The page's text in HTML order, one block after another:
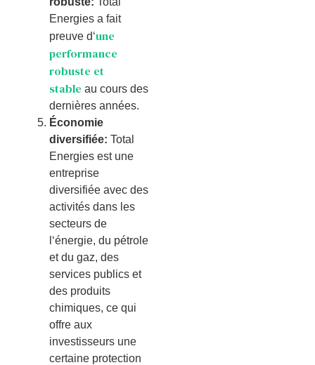
Energies a fait
preuve d‘une
performance
robuste et
stable au cours des
dernières années.
Économie
diversifiée: Total
Energies estune
entreprise
diversifiée avec des
activités dans les
secteurs de
‘énergie, du pétrole
etdu gaz, des
services publics et
des produits
chimiques, ce qui
offre aux
investisseurs une
certaine protection